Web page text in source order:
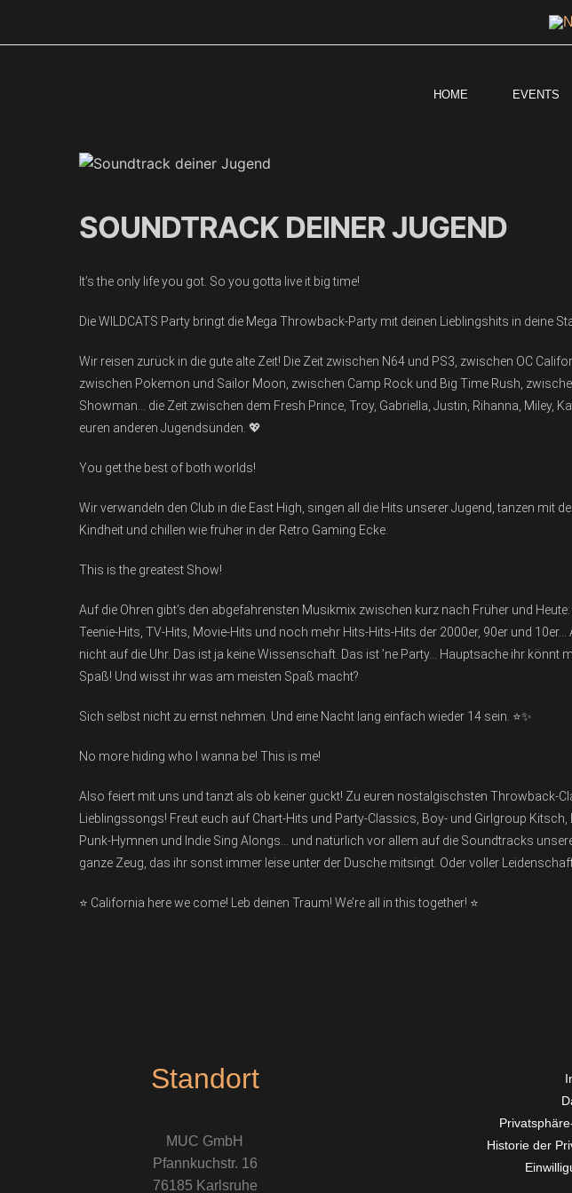
HOME EVENTS
SOUNDTRACK DEINER JUGEND
It’s the only life you got. So you gotta live it big time!
Die WILDCATS Party bringt die Mega Throwback-Party mit deinen Lieblingshits in deine
Wir reisen zurück in die gute alte Zeit! Die Zeit zwischen N64 und PS3, zwischen OC
zwischen Pokemon und Sailor Moon, zwischen Camp Rock und Big Time Rush,
Showman… die Zeit zwischen dem Fresh Prince, Troy, Gabriella, Justin, Rihanna, Miley,
euren anderen Jugendsünden. 💖
You get the best of both worlds!
Wir verwandeln den Club in die East High, singen all die Hits unserer Jugend, tanzen mit
Kindheit und chillen wie früher in der Retro Gaming Ecke.
This is the greatest Show!
Auf die Ohren gibt’s den abgefahrensten Musikmix zwischen kurz nach Früher und
Teenie-Hits, TV-Hits, Movie-Hits und noch mehr Hits-Hits-Hits der 2000er, 90er und
nicht auf die Uhr. Das ist ja keine Wissenschaft. Das ist ’ne Party… Hauptsache ihr könnt
Spaß! Und wisst ihr was am meisten Spaß macht?
Sich selbst nicht zu ernst nehmen. Und eine Nacht lang einfach wieder 14 sein. ⭐️✨
No more hiding who I wanna be! This is me!
Also feiert mit uns und tanzt als ob keiner guckt! Zu euren nostalgischsten Throwback-
Lieblingssongs! Freut euch auf Chart-Hits und Party-Classics, Boy- und Girlgroup
Punk-Hymnen und Indie Sing Alongs… und natürlich vor allem auf die Soundtracks
ganze Zeug, das ihr sonst immer leise unter der Dusche mitsingt. Oder voller
⭐️ California here we come! Leb deinen Traum! We’re all in this together! ⭐️
Standort
MUC GmbH
Pfannkuchstr. 16
76185 Karlsruhe
Historie der